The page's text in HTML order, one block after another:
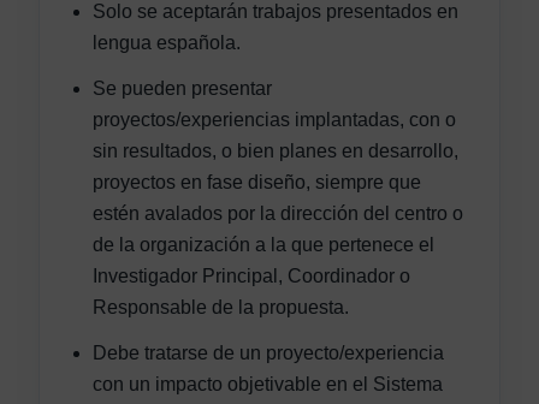
Solo se aceptarán trabajos presentados en
lengua española.
Se pueden presentar
proyectos/experiencias implantadas, con o
sin resultados, o bien planes en desarrollo,
proyectos en fase diseño, siempre que
estén avalados por la dirección del centro o
de la organización a la que pertenece el
Investigador Principal, Coordinador o
Responsable de la propuesta.
Debe tratarse de un proyecto/experiencia
con un impacto objetivable en el Sistema